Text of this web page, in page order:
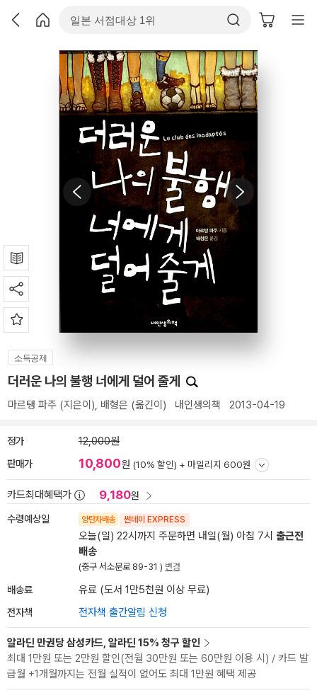
소득공제
더러운 나의 불행 너에게 덜어 줄게
마르탱 파주 (지은이), 배형은 (옮긴이) 내인생의책 2013-04-19
정가 12,000원
판매가 10,800원 (10% 할인) + 마일리지 600원
카드최대혜택가 9,180원
수령예상일 양탄자배송 썬데이 EXPRESS
오늘(일) 22시까지 주문하면 내일(월) 아침 7시 출근전
배송
(중구 서소문로 89-31 ) 변경
배송료 유료 (도서 1만5천원 이상 무료)
전자책 전자책 출간알림 신청
알라딘 만권당 삼성카드, 알라딘 15% 청구 할인
최대 1만원 또는 2만원 할인(전월 30만원 또는 60만원 이용 시) / 카드 발
급월 +1개월까지는 전월 실적이 없어도 최대 1만원 혜택 제공